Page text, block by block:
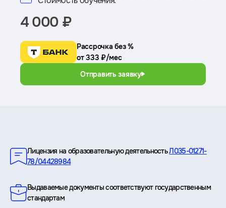
4 000 ₽
Рассрочка без %
от 333 ₽/мес
Отправить заявку
Лицензия на образовательную деятельностьЛ035-01271-
78/04428984
Выдаваемые документы соответствуют государственным
стандартам